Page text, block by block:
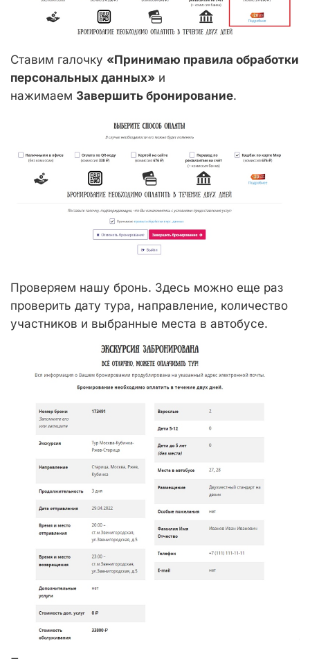
Ставим галочку «Принимаю правила обработки
персональных данных» и
нажимаем Завершить бронирование.
Проверяем нашу бронь. Здесь можно еще раз
проверить дату тура, направление, количество
участников и выбранные места в автобусе.